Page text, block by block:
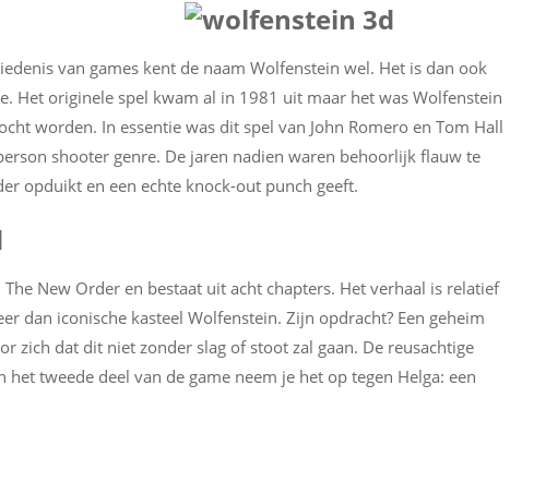
van games kent de naam Wolfenstein wel. Het is dan ook
Het originele spel kwam al in 1981 uit maar het was Wolfenstein
worden. In essentie was dit spel van John Romero en Tom Hall
shooter genre. De jaren nadien waren behoorlijk flauw te
opduikt en een echte knock-out punch geeft.
New Order en bestaat uit acht chapters. Het verhaal is relatief
dan iconische kasteel Wolfenstein. Zijn opdracht? Een geheim
zich dat dit niet zonder slag of stoot zal gaan. De reusachtige
tweede deel van de game neem je het op tegen Helga: een